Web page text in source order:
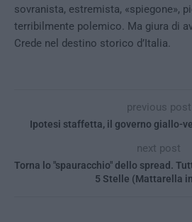
sovranista, estremista, «spiegone»,
terribilmente polemico. Ma giura di
Crede nel destino storico d’Italia.
previous post
Ipotesi staffetta, il governo giallo-
next post
Torna lo "spauracchio" dello spread.
5 Stelle (Mattarella